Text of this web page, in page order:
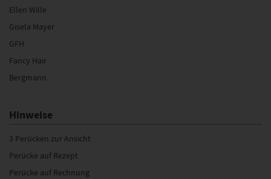
Ellen Wille
Gisela Mayer
GFH
Fancy Hair
Bergmann
Hinweise
3 Perücken zur Ansicht
Perücke auf Rezept
Perücke auf Rechnung